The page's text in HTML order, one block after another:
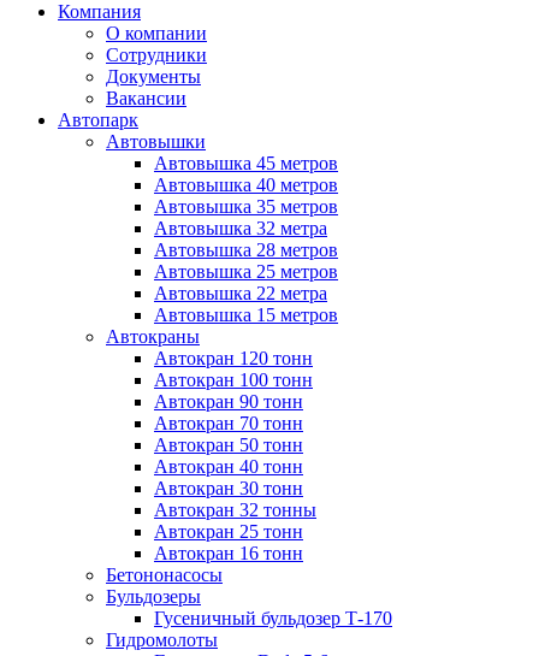
Компания
О компании
Сотрудники
Документы
Вакансии
Автопарк
Автовышки
Автовышка 45 метров
Автовышка 40 метров
Автовышка 35 метров
Автовышка 32 метра
Автовышка 28 метров
Автовышка 25 метров
Автовышка 22 метра
Автовышка 15 метров
Автокраны
Автокран 120 тонн
Автокран 100 тонн
Автокран 90 тонн
Автокран 70 тонн
Автокран 50 тонн
Автокран 40 тонн
Автокран 30 тонн
Автокран 32 тонны
Автокран 25 тонн
Автокран 16 тонн
Бетононасосы
Бульдозеры
Гусеничный бульдозер Т-170
Гидромолоты